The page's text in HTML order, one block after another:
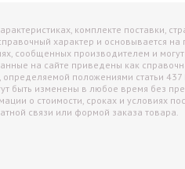
комплекте поставки,
характер и основывается на
сообщенных производителем и
на сайте приведены как
положениями статьи 437
быть изменены в любое время без
о стоимости, сроках и условиях
связи или формой заказа товара.